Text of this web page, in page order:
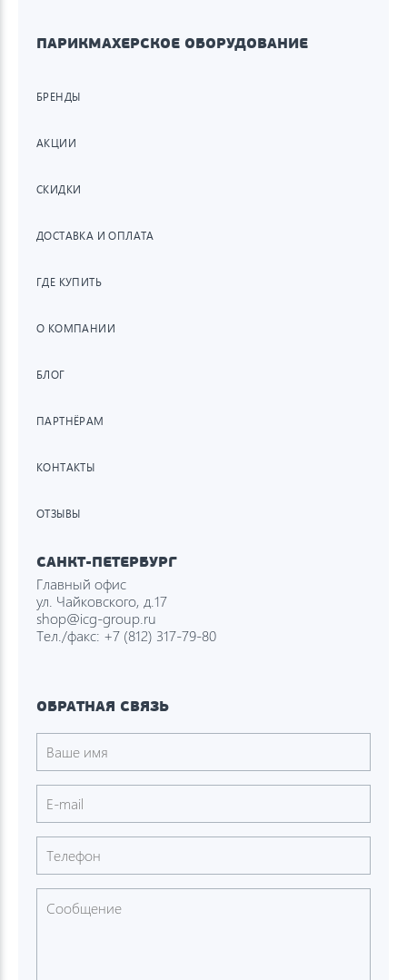
ПАРИКМАХЕРСКОЕ ОБОРУДОВАНИЕ
БРЕНДЫ
АКЦИИ
СКИДКИ
ДОСТАВКА И ОПЛАТА
ГДЕ КУПИТЬ
О КОМПАНИИ
БЛОГ
ПАРТНЁРАМ
КОНТАКТЫ
ОТЗЫВЫ
САНКТ-ПЕТЕРБУРГ
Главный офис
ул. Чайковского, д.17
shop@icg-group.ru
Тел./факс: +7 (812) 317-79-80
ОБРАТНАЯ СВЯЗЬ